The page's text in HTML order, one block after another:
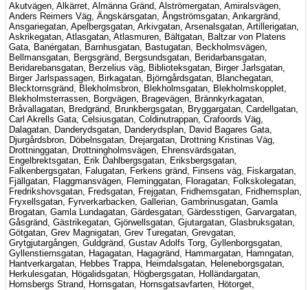
Akutvägen, Alkärret, Almänna Gränd, Alströmergatan, Amiralsvägen,
Anders Reimers Väg, Ängskärsgatan, Ångströmsgatan, Ankargränd,
Ansgariegatan, Apelbergsgatan, Arkivgatan, Arsenalsgatan, Artillerigatan,
Askrikegatan, Atlasgatan, Atlasmuren, Bältgatan, Baltzar von Platens
Gata, Banérgatan, Barnhusgatan, Bastugatan, Beckholmsvägen,
Bellmansgatan, Bergsgränd, Bergsundsgatan, Beridarbansgatan,
Beridarebansgatan, Berzelius väg, Biblioteksgatan, Birger Jarlsgatan,
Birger Jarlspassagen, Birkagatan, Björngårdsgatan, Blanchegatan,
Blecktornsgränd, Blekholmsbron, Blekholmsgatan, Blekholmskopplet,
Blekholmsterrassen, Borgvägen, Bragevägen, Brännkyrkagatan,
Bråvallagatan, Bredgränd, Brunkbergsgatan, Bryggargatan, Cardellgatan,
Carl Akrells Gata, Celsiusgatan, Coldinutrappan, Crafoords Väg,
Dalagatan, Danderydsgatan, Danderydsplan, David Bagares Gata,
Djurgårdsbron, Döbelnsgatan, Drejargatan, Drottning Kristinas Väg,
Drottninggatan, Drottningholmsvägen, Ehrensvärdsgatan,
Engelbrektsgatan, Erik Dahlbergsgatan, Eriksbergsgatan,
Falkenbergsgatan, Falugatan, Ferkens gränd, Finsens väg, Fiskargatan,
Fjällgatan, Flaggmansvägen, Fleminggatan, Floragatan, Folkskolegatan,
Fredrikshovsgatan, Fredsgatan, Frejgatan, Fridhemsgatan, Fridhemsplan,
Fryxellsgatan, Fyrverkarbacken, Gallerian, Gambrinusgatan, Gamla
Brogatan, Gamla Lundagatan, Gärdesgatan, Gärdesstigen, Garvargatan,
Gåsgränd, Gästrikegatan, Gjörwellsgatan, Gjutargatan, Glasbruksgatan,
Götgatan, Grev Magnigatan, Grev Turegatan, Grevgatan,
Grytgjutargången, Guldgränd, Gustav Adolfs Torg, Gyllenborgsgatan,
Gyllenstiernsgatan, Hagagatan, Hagagränd, Hammargatan, Hamngatan,
Hantverkargatan, Hebbes Trappa, Heimdalsgatan, Heleneborgsgatan,
Herkulesgatan, Högalidsgatan, Högbergsgatan, Holländargatan,
Hornsbergs Strand, Hornsgatan, Hornsgatsavfarten, Hötorget,